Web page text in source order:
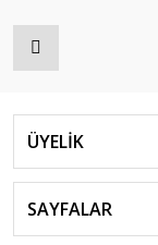
ÜYELİK
SAYFALAR